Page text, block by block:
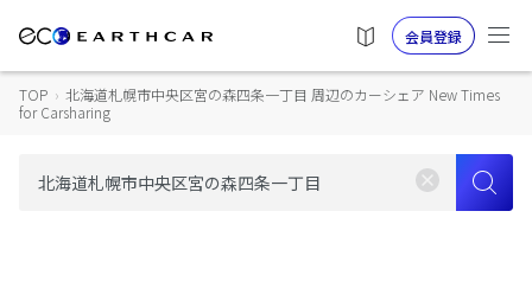
会員登録
TOP › 北海道札幌市中央区宮の森四条一丁目 周辺のカーシェア New Times
for Carsharing